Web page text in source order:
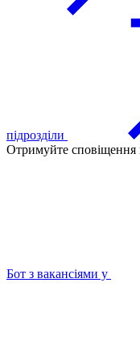
підрозділи
Отримуйте сповіщення
Бот з вакансіями у